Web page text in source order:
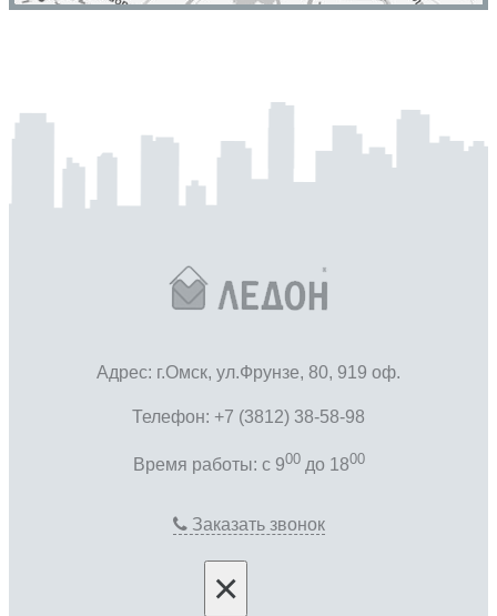
Адрес: г.Омск, ул.Фрунзе, 80, 919 оф.
Телефон: +7 (3812) 38-58-98
Время работы: c 900до 1800
Заказать звонок
×